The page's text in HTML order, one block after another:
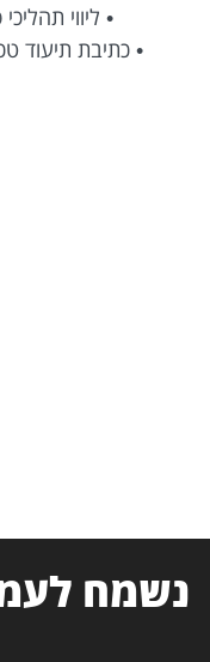
• ליווי
• כתיבת תיעוד
נשמח